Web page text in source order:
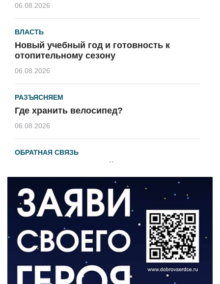
06.08.2026
ВЛАСТЬ
Новый учебный год и готовность к
отопительному сезону
06.08.2026
РАЗЪЯСНЯЕМ
Где хранить велосипед?
06.08.2026
ОБРАТНАЯ СВЯЗЬ
ВЛАСТЬ
День памяти и «Симфония народов»
06.08.2026
Новый настил на экотропе